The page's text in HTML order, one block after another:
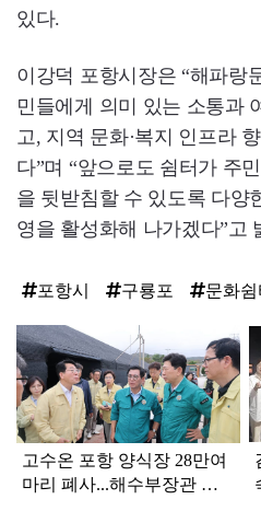
있다.
이강덕 포항시장은 “해파랑
민들에게 의미 있는 소통과
고, 지역 문화·복지 인프라
다”며 “앞으로도 쉼터가 주
을 뒷받침할 수 있도록 다양
영을 활성화해 나가겠다”고
포항시 구룡포 문화쉼
탑
라
인
고수온 포항 양식장 28만여
마리 폐사...해수부장관 등